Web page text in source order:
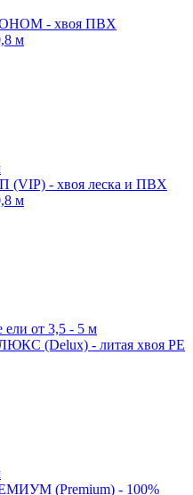
- хвоя ПВХ
м
(VIP) - хвоя леска и ПВХ
м
ели от 3,5 - 5 м
(Delux) - литая хвоя РЕ
(Premium) - 100%